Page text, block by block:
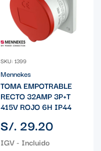
SKU: 1399
Mennekes
TOMA EMPOTRABLE
RECTO 32AMP 3P+T
415V ROJO 6H IP44
Precio
regular
S/. 29.20